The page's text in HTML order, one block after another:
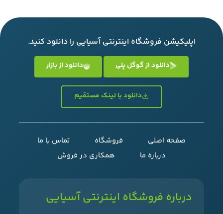
اپلیکیشن فروشگاه اینترنتی آسیایی را دانلود کنید.
دانلود از گوگل پلی دانلود از بازار
دانلود با لینک مستقیم
صفحه اصلی فروشگاه
تماس با ما
درباره ما
همکاری در فروش
درباره فروشگاه اینترنتی آسیایی